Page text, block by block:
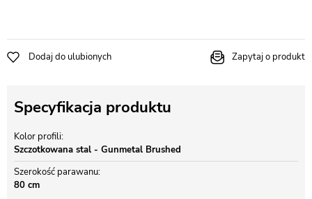
Dodaj do ulubionych Zapytaj o produkt
Specyfikacja produktu
Kolor profili
Szczotkowana stal - Gunmetal Brushed
Szerokość parawanu
80 cm